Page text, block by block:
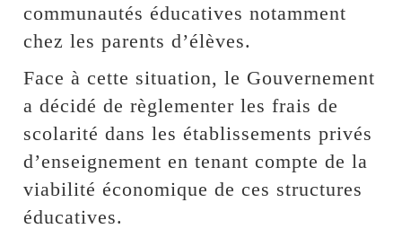
communautés éducatives notamment
chez les parents d’élèves.
Face à cette situation, le Gouvernement
a décidé de règlementer les frais de
scolarité dans les établissements privés
d’enseignement en tenant compte de la
viabilité économique de ces structures
éducatives.